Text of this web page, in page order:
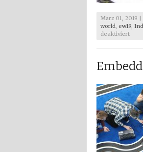
März 01, 2019
world, ew19,
deaktiviertfür
2019
ARM
at